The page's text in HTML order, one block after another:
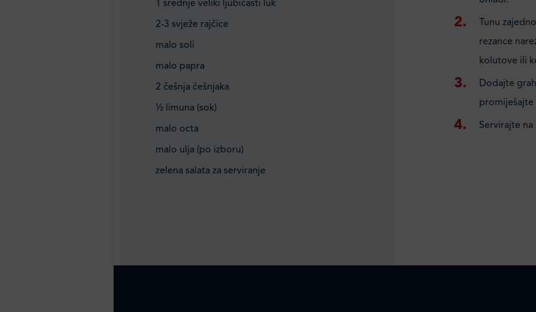
1 srednje veliki ljubičasti luk
2-3 svježe rajčice
malo soli
malo papra
2 češnja češnjaka
½ limuna (sok)
malo octa
malo ulja (po izboru)
zelena salata za serviranje
Tunu
rezance
kolutove ili
Dodajte
Servirajte na